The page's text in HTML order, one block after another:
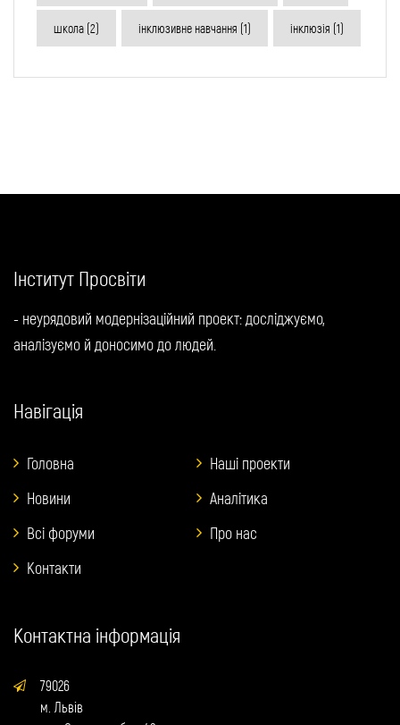
школа (2) інклюзивне навчання (1) інклюзія (1)
Інститут Просвіти
- неурядовий модернізаційний проект: досліджуємо,
аналізуємо й доносимо до людей.
Навігація
Головна
Наші проекти
Новини
Аналітика
Всі форуми
Про нас
Контакти
Контактна інформація
79026
м. Львів